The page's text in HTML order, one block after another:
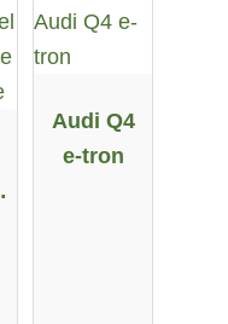
Audi Q4
e-tron